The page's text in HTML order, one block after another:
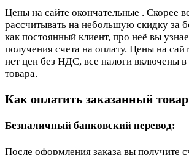
Цены на сайте окончательные . Скорее
рассчитывать на небольшую скидку за
как постоянный клиент, про неё вы
получения счета на оплату. Цены на
нет цен без НДС, все налоги включены в
товара.
Как оплатить заказанный товар
Безналичный банковский перевод:
После оформления заказа вы получите